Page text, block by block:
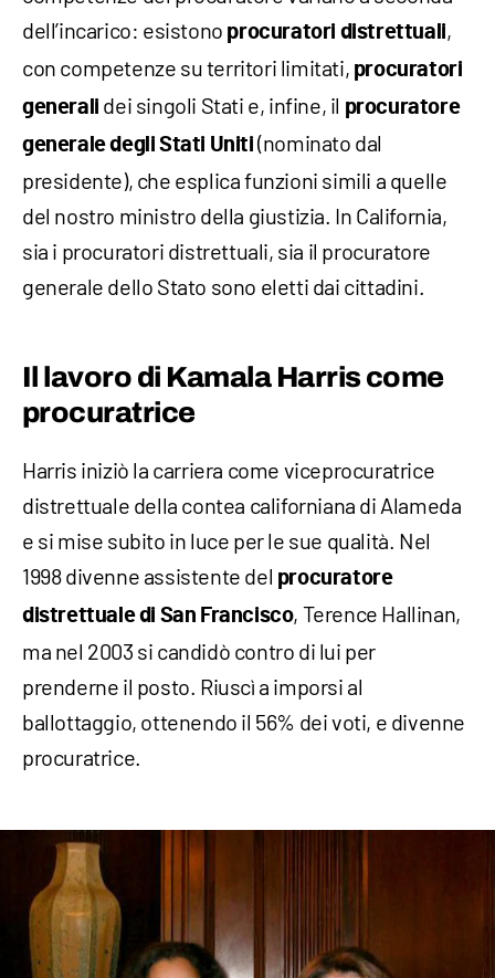
dell’incarico: esistono procuratori distrettuali,
con competenze su territori limitati, procuratori
generali dei singoli Stati e, infine, il procuratore
generale degli Stati Uniti (nominato dal
presidente), che esplica funzioni simili a quelle
del nostro ministro della giustizia. In California,
sia i procuratori distrettuali, sia il procuratore
generale dello Stato sono eletti dai cittadini.
Il lavoro di Kamala Harris come
procuratrice
Harris iniziò la carriera come viceprocuratrice
distrettuale della contea californiana di Alameda
e si mise subito in luce per le sue qualità. Nel
1998 divenne assistente del procuratore
distrettuale di San Francisco, Terence Hallinan,
ma nel 2003 si candidò contro di lui per
prenderne il posto. Riuscì a imporsi al
ballottaggio, ottenendo il 56% dei voti, e divenne
procuratrice.